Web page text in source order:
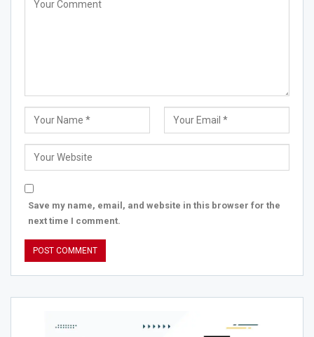
Save my name, email, and website in this browser for the
next time I comment.